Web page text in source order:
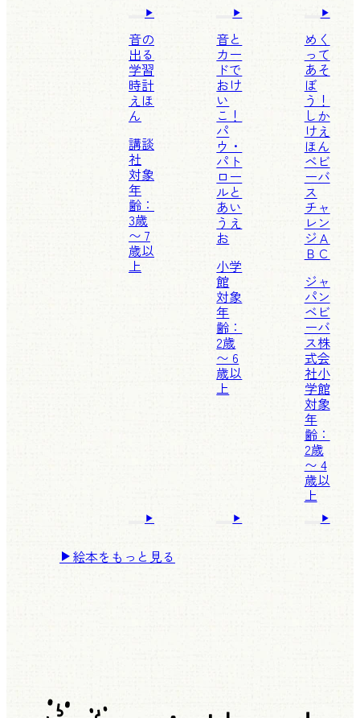
音の
出る
学習
時計
えほ
ん
講談
社
対象
年
齢：
3歳
〜 7
歳以
上
音と
カー
ドで
おけ
い
こ！
パ
ウ・
パト
ロー
ルと
あい
うえ
お
小学
館
対象
年
齢：
2歳
〜 6
歳以
上
めく
って
あそ
ぼ
う！
しか
けえ
ほん
ベビ
ーバ
ス
チャ
レン
ジＡ
ＢＣ
ジャ
パン
ベビ
ーバ
ス株
式会
社小
学館
対象
年
齢：
2歳
〜 4
歳以
上
絵本をもっと見る